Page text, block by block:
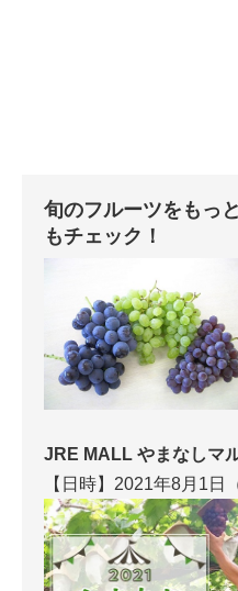
旬のフルーツをもっ
もチェック！
JRE MALL やまなしマ
【日時】2021年8月1日